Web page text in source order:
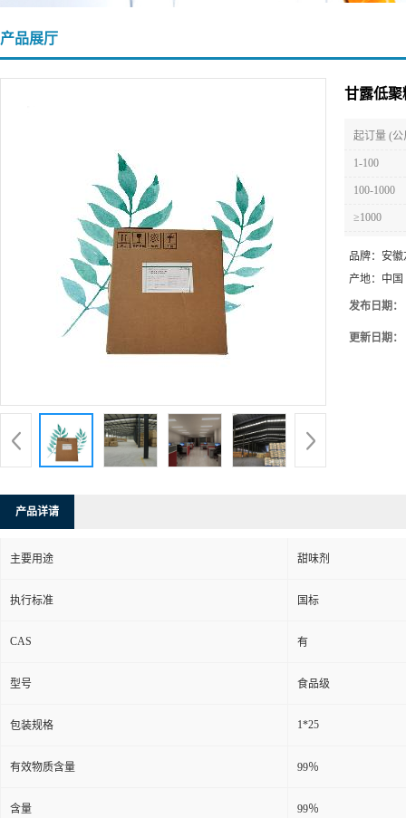
产品展厅
甘露低聚
起订量 (公
1-100
100-1000
≥1000
品牌： 安徽
产地： 中国
发布日期：
更新日期：
产品详请
主要用途 甜味剂
执行标准 国标
CAS 有
型号 食品级
包装规格 1*25
有效物质含量 99％
含量 99％